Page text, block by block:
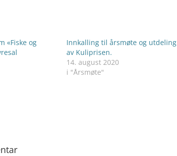
«Fiske og
Innkalling til årsmøte og utdeling
av Kuliprisen.
14. august 2020
i "Årsmøte"